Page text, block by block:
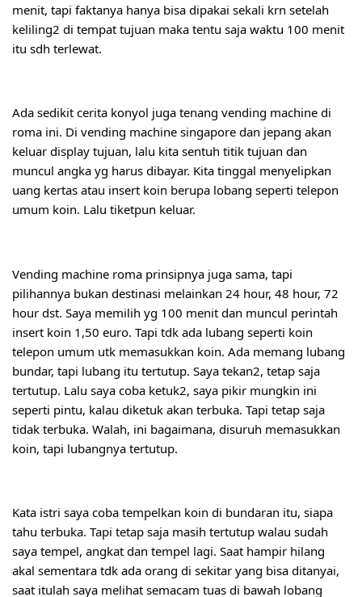
menit, tapi faktanya hanya bisa dipakai sekali krn setelah
keliling2 di tempat tujuan maka tentu saja waktu 100 menit
itu sdh terlewat.
Ada sedikit cerita konyol juga tenang vending machine di
roma ini. Di vending machine singapore dan jepang akan
keluar display tujuan, lalu kita sentuh titik tujuan dan
muncul angka yg harus dibayar. Kita tinggal menyelipkan
uang kertas atau insert koin berupa lobang seperti telepon
umum koin. Lalu tiketpun keluar.
Vending machine roma prinsipnya juga sama, tapi
pilihannya bukan destinasi melainkan 24 hour, 48 hour, 72
hour dst. Saya memilih yg 100 menit dan muncul perintah
insert koin 1,50 euro. Tapi tdk ada lubang seperti koin
telepon umum utk memasukkan koin. Ada memang lubang
bundar, tapi lubang itu tertutup. Saya tekan2, tetap saja
tertutup. Lalu saya coba ketuk2, saya pikir mungkin ini
seperti pintu, kalau diketuk akan terbuka. Tapi tetap saja
tidak terbuka. Walah, ini bagaimana, disuruh memasukkan
koin, tapi lubangnya tertutup.
Kata istri saya coba tempelkan koin di bundaran itu, siapa
tahu terbuka. Tapi tetap saja masih tertutup walau sudah
saya tempel, angkat dan tempel lagi. Saat hampir hilang
akal sementara tdk ada orang di sekitar yang bisa ditanyai,
saat itulah saya melihat semacam tuas di bawah lobang